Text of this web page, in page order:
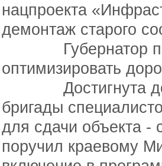
нацпроекта
демонтаж старого
Губернатор
оптимизировать
Достигнута
бригады
для сдачи объекта -
поручил краевому